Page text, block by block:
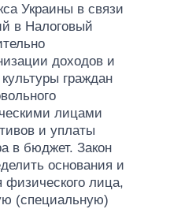
Украины в связи
в Налоговый
доходов и
граждан
лицами
и уплаты
в бюджет. Закон
основания и
физического лица,
(специальную)